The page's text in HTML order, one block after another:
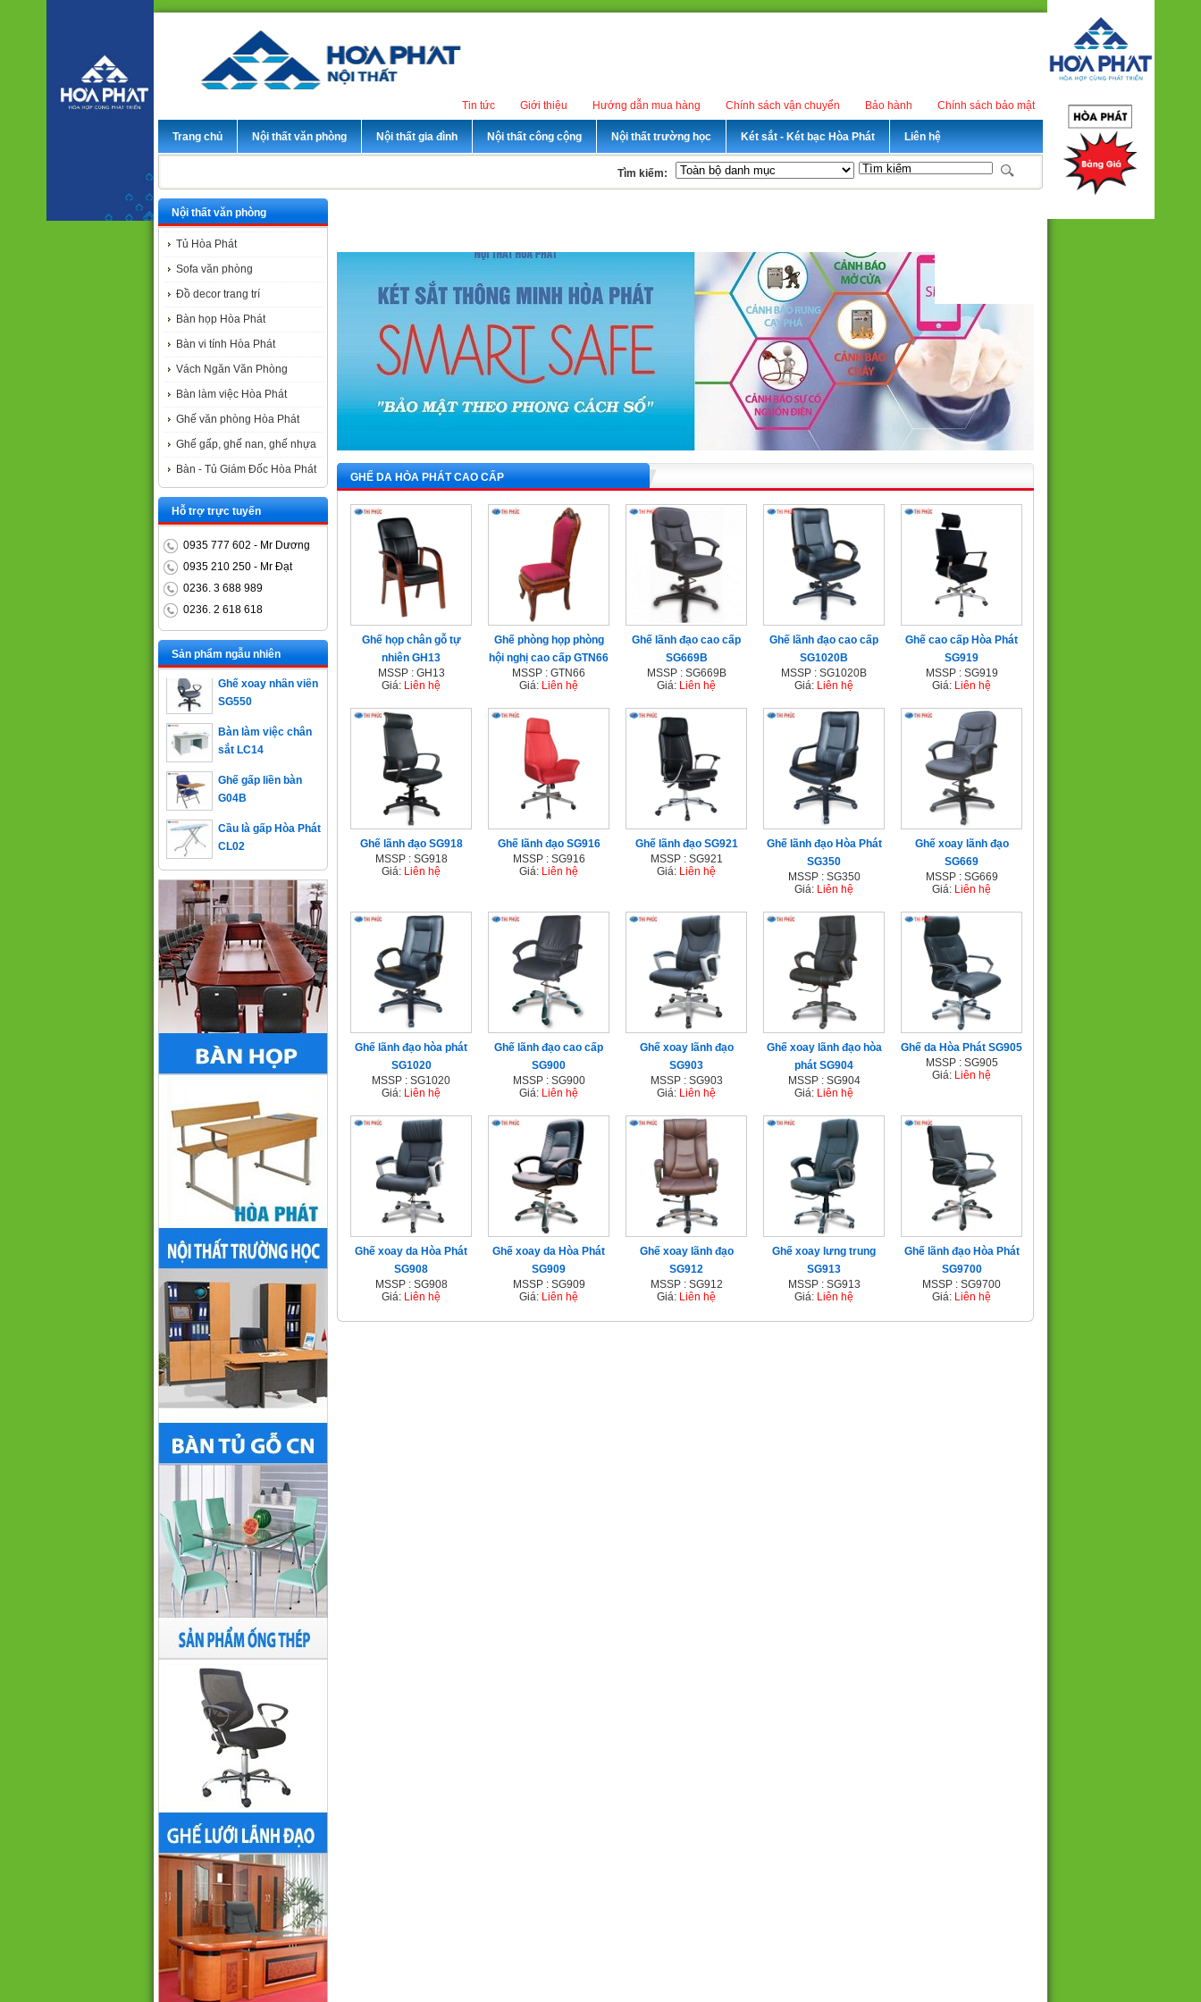
Chính sách bảo mật
Bảo hành
Chính sách vận chuyển
Hướng dẫn mua hàng
Giới thiệu
Tin tức
Trang chủ Nội thất văn phòng Nội thất gia đình Nội thất công cộng Nội thất trường học Két sắt - Két bạc Hòa Phát Liên hệ
Tìm kiếm:
GHẾ DA HÒA PHÁT CAO CẤP
Ghế họp chân gỗ tự
nhiên GH13
MSSP : GH13
Giá: Liên hệ
Ghế phòng họp phòng
hội nghị cao cấp GTN66
MSSP : GTN66
Giá: Liên hệ
Ghế lãnh đạo cao cấp
SG669B
MSSP : SG669B
Giá: Liên hệ
Ghế lãnh đạo cao cấp
SG1020B
MSSP : SG1020B
Giá: Liên hệ
Ghế cao cấp Hòa Phát
SG919
MSSP : SG919
Giá: Liên hệ
Ghế lãnh đạo SG918
MSSP : SG918
Giá: Liên hệ
Ghế lãnh đạo SG916
MSSP : SG916
Giá: Liên hệ
Ghế lãnh đạo SG921
MSSP : SG921
Giá: Liên hệ
Ghế lãnh đạo Hòa Phát
SG350
MSSP : SG350
Giá: Liên hệ
Ghế xoay lãnh đạo
SG669
MSSP : SG669
Giá: Liên hệ
Ghế lãnh đạo hòa phát
SG1020
MSSP : SG1020
Giá: Liên hệ
Ghế lãnh đạo cao cấp
SG900
MSSP : SG900
Giá: Liên hệ
Ghế xoay lãnh đạo
SG903
MSSP : SG903
Giá: Liên hệ
Ghế xoay lãnh đạo hòa
phát SG904
MSSP : SG904
Giá: Liên hệ
Ghế da Hòa Phát SG905
MSSP : SG905
Giá: Liên hệ
Ghế xoay da Hòa Phát
SG908
MSSP : SG908
Giá: Liên hệ
Ghế xoay da Hòa Phát
SG909
MSSP : SG909
Giá: Liên hệ
Ghế xoay lãnh đạo
SG912
MSSP : SG912
Giá: Liên hệ
Ghế xoay lưng trung
SG913
MSSP : SG913
Giá: Liên hệ
Ghế lãnh đạo Hòa Phát
SG9700
MSSP : SG9700
Giá: Liên hệ
Nội thất văn phòng
Tủ Hòa Phát
Sofa văn phòng
Đồ decor trang trí
Bàn họp Hòa Phát
Bàn vi tính Hòa Phát
Vách Ngăn Văn Phòng
Bàn làm việc Hòa Phát
Ghế văn phòng Hòa Phát
Ghế gấp, ghế nan, ghế nhựa
Bàn - Tủ Giám Đốc Hòa Phát
Hỗ trợ trực tuyến
0935 777 602 - Mr Dương
0935 210 250 - Mr Đạt
0236. 3 688 989
0236. 2 618 618
Sản phẩm ngẫu nhiên
ET1400D
Ghế xoay nhân viên
SG550
sắt LC14
G04B
CL02